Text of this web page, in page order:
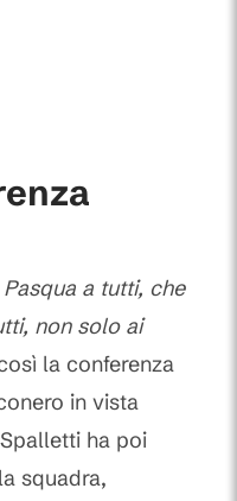
a tutti, che
non solo ai
la conferenza
in vista
ha poi
squadra,